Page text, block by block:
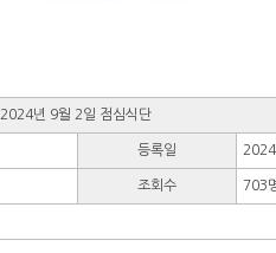
2024년 9월 2일 점심식단
등록일
조회수 703